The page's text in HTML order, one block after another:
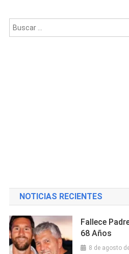
Boniato
NOTICIAS RECIENTES
Fallece
68 Años
8 de agosto